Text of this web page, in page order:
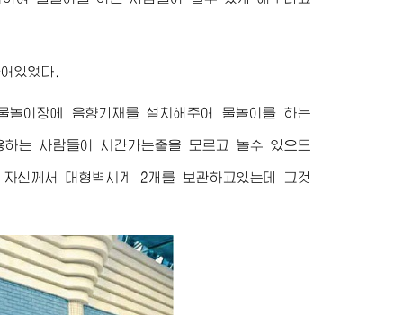
있었다.
놀이장에 음향기재를 설치해주어 물놀이를 하는
는 사람들이 시간가는줄을 모르고 놀수 있으므
신께서 대형벽시계 2개를 보관하고있는데 그것